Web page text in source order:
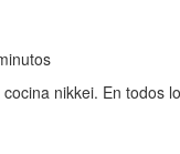
nikkei. En todos